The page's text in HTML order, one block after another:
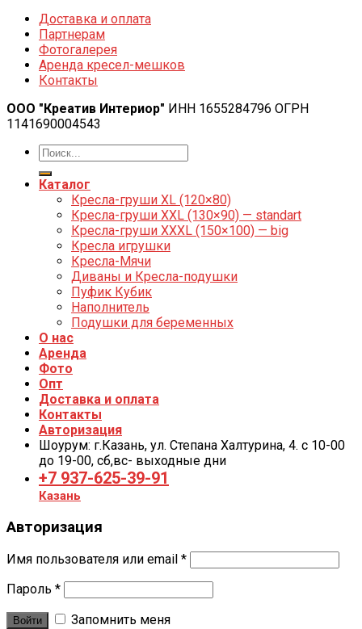
Доставка и оплата
Партнерам
Фотогалерея
Аренда кресел-мешков
Контакты
ООО "Креатив Интериор" ИНН 1655284796 ОГРН
1141690004543
Каталог
Кресла-груши XL (120×80)
Кресла-груши XXL (130×90) — standart
Кресла-груши XXXL (150×100) — big
Кресла игрушки
Кресла-Мячи
Диваны и Кресла-подушки
Пуфик Кубик
Наполнитель
Подушки для беременных
О нас
Аренда
Фото
Опт
Доставка и оплата
Контакты
Авторизация
Шоурум: г.Казань, ул. Степана Халтурина, 4. с 10-00
до 19-00, cб,вс- выходные дни
+7 937-625-39-91
Казань
Авторизация
Имя пользователя или email *
Пароль *
Войти Запомнить меня